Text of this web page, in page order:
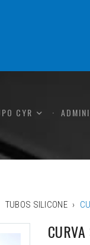
CYR
TUBOS SILICONE